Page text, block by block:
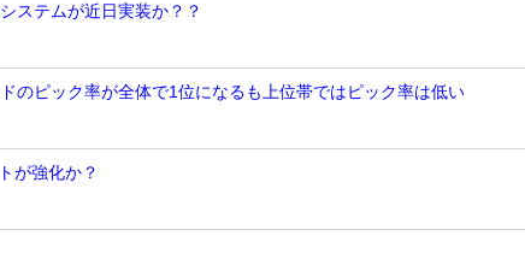
ステムが近日実装か？？
ドのピック率が全体で1位になるも上位帯ではピック率は低い
が強化か？